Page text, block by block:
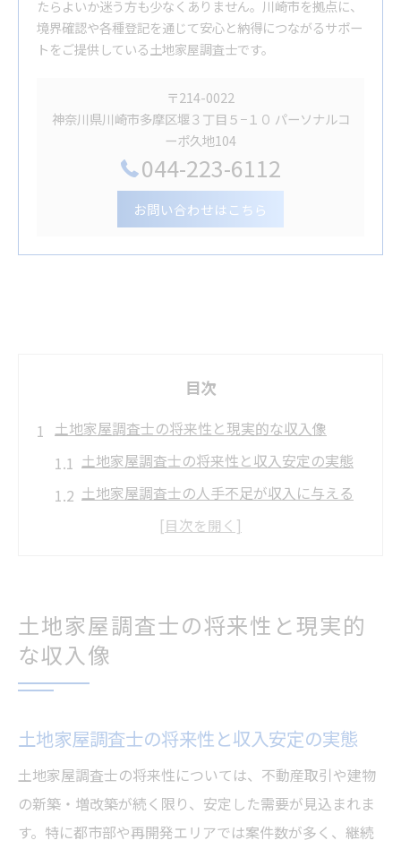
たらよいか迷う方も少なくありません。川崎市を拠点に、
境界確認や各種登記を通じて安心と納得につながるサポー
トをご提供している土地家屋調査士です。
〒214-0022
神奈川県川崎市多摩区堰３丁目５−１０ パーソナルコ
ーポ久地104
044-223-6112
お問い合わせはこちら
目次
土地家屋調査士の将来性と現実的な収入像
土地家屋調査士の将来性と収入安定の実態
土地家屋調査士の人手不足が収入に与える
土地家屋調査士の飽和や失敗リスクの今を
解説
独立なら土地家屋調査士は成功できるのか
土地家屋調査士が独立開業で成功する条件
とは
一人で土地家屋調査士開業した場合の成功
土地家屋調査士の将来性と現実的
な収入像
土地家屋調査士の将来性と収入安定の実態
土地家屋調査士の将来性については、不動産取引や建物
の新築・増改築が続く限り、安定した需要が見込まれま
す。特に都市部や再開発エリアでは案件数が多く、継続